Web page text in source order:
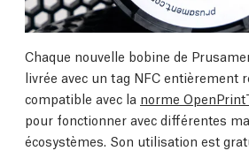
Chaque nouvelle bobine de
livrée avec un tag NFC entièrement
compatible avec la norme
pour fonctionner avec différentes
écosystèmes. Son utilisation est